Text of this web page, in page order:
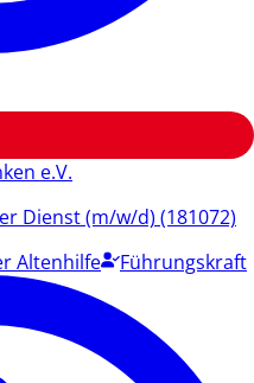
e.V.
Dienst (m/w/d) (181072)
Altenhilfe Führungskraft